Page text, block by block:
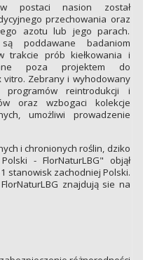
postaci nasion został
przechowania oraz
azotu lub jego parach.
poddawane badaniom
trakcie prób kiełkowania i
poza projektem do
Zebrany i wyhodowany
programów reintrodukcji i
oraz wzbogaci kolekcje
umożliwi prowadzenie
i chronionych roślin, dziko
- FlorNaturLBG" objął
stanowisk zachodniej Polski.
znajdują sie na